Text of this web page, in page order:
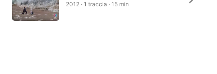
2012 · 1 traccia · 15 min